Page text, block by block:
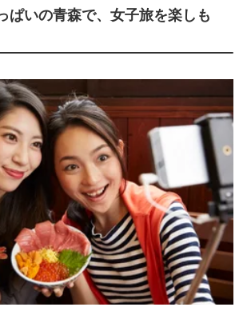
ぱいの青森で、女子旅を楽しも